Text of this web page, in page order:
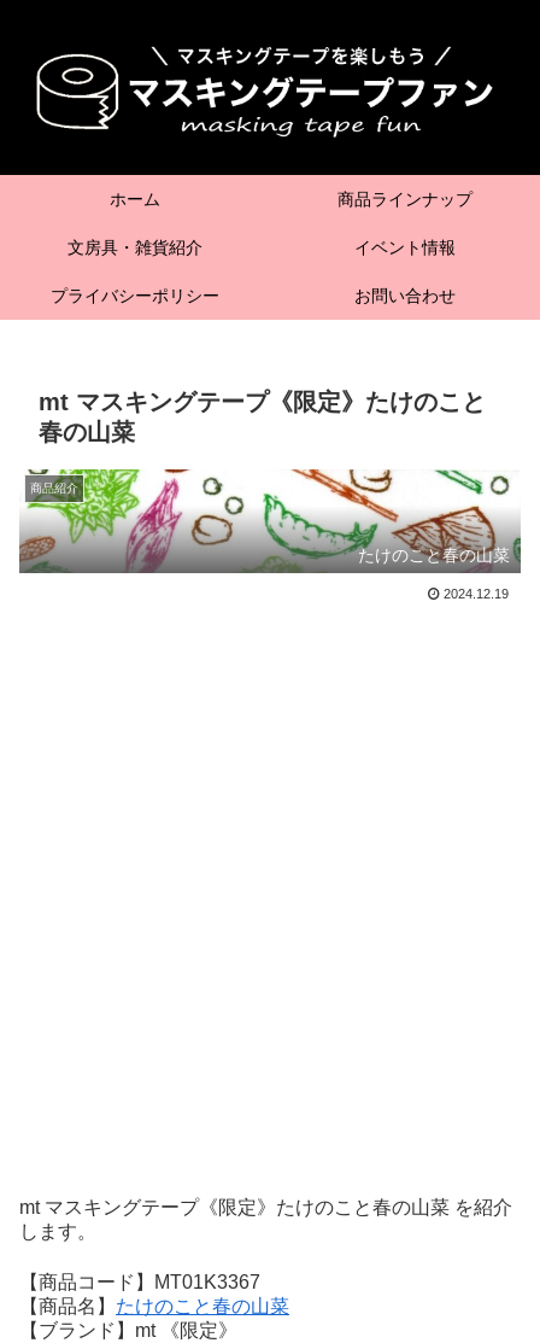
ホーム 商品ラインナップ
文房具・雑貨紹介 イベント情報
プライバシーポリシー お問い合わせ
mt マスキングテープ《限定》たけのこと
春の山菜
商品紹介
たけのこと春の山菜
2024.12.19
mt マスキングテープ《限定》たけのこと春の山菜 を紹介
します。
【商品コード】MT01K3367
【商品名】 たけのこと春の山菜
【ブランド】mt 《限定》